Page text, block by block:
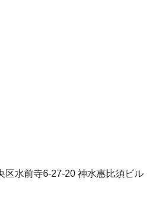
区水前寺6-27-20 神水惠比須ビル